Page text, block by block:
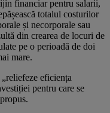
financiar pentru salarii,
totalul costurilor
și necorporale sau
din crearea de locuri de
pe o perioadă de doi
mare.
eficiența
pentru care se